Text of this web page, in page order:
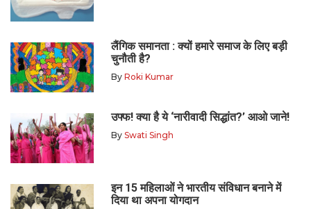
लैंगिक समानता : क्यों हमारे समाज के लिए बड़ी
चुनौती है?
By Roki Kumar
उफ्फ! क्या है ये ‘नारीवादी सिद्धांत?’ आओ जाने!
By Swati Singh
इन 15 महिलाओं ने भारतीय संविधान बनाने में
दिया था अपना योगदान